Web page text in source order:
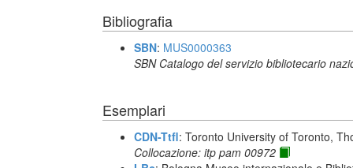
Bibliografia
SBN: MUS0000363
SBN Catalogo del servizio bibliotecario
Esemplari
CDN-Ttfl: Toronto University of Toronto,
Collocazione: itp pam 00972